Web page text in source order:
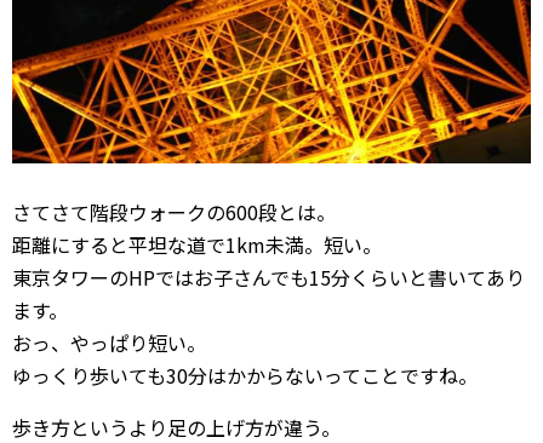
さてさて階段ウォークの600段とは。
距離にすると平坦な道で1km未満。短い。
東京タワーのHPではお子さんでも15分くらいと書いてあり
ます。
おっ、やっぱり短い。
ゆっくり歩いても30分はかからないってことですね。
歩き方というより足の上げ方が違う。